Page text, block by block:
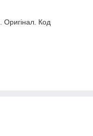
Оригінал. Код